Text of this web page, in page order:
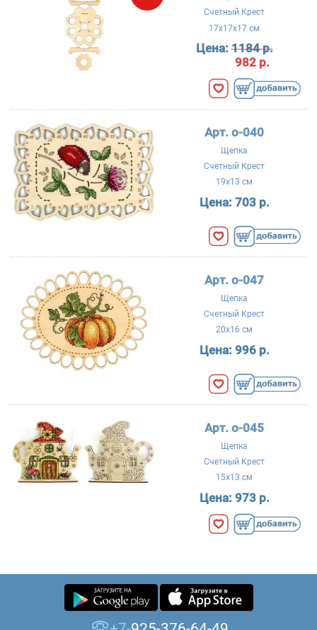
Счетный Крест
17x17x17 см
Цена:1184 р.
982 р.
Арт. о-040
Щепка
Счетный Крест
19x13 см
Цена: 703 р.
Арт. о-047
Щепка
Счетный Крест
20x16 см
Цена: 996 р.
Арт. о-045
Щепка
Счетный Крест
15x13 см
Цена: 973 р.